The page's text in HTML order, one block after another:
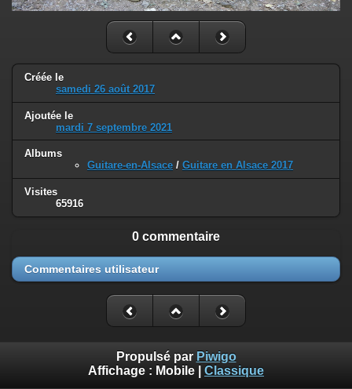
Créée le
samedi 26 août 2017
Ajoutée le
mardi 7 septembre 2021
Albums
Guitare-en-Alsace / Guitare en Alsace 2017
Visites
65916
0 commentaire
Commentaires utilisateur
Propulsé par Piwigo
Affichage : Mobile Classique